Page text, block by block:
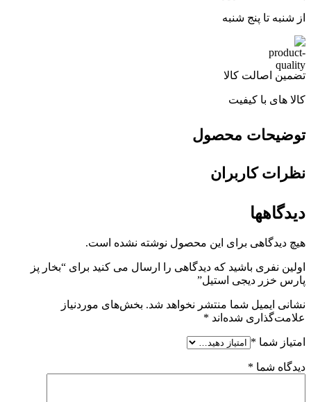
از شنبه تا پنج شنبه
تضمین اصالت کالا
کالا های با کیفیت
توضیحات محصول
نظرات کاربران
دیدگاهها
هیچ دیدگاهی برای این محصول نوشته نشده است.
اولین نفری باشید که دیدگاهی را ارسال می کنید برای “بخار پز
پارس خزر دیجی استیل”
نشانی ایمیل شما منتشر نخواهد شد. بخش‌های موردنیاز
علامت‌گذاری شده‌اند *
امتیاز شما *
دیدگاه شما *